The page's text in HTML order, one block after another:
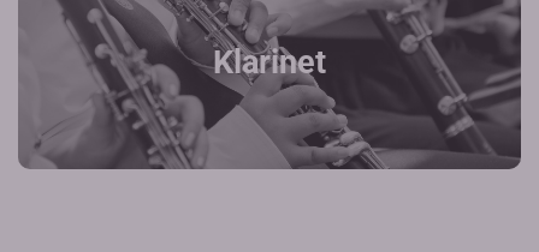
Klarinet